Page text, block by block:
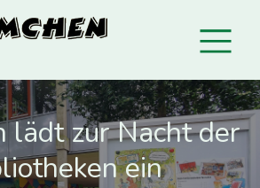
lädt zur Nacht der
ein